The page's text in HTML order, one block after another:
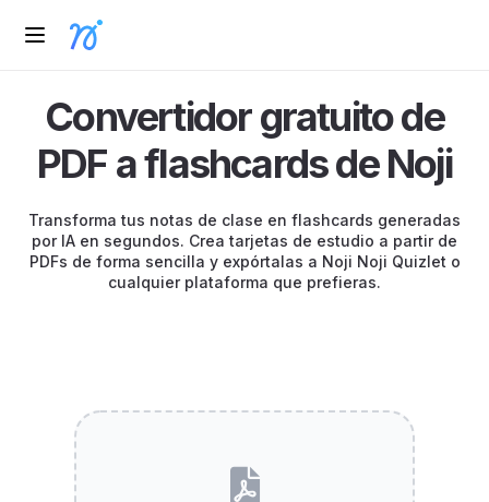
Convertidor gratuito de
PDF a flashcards de Noji
Transforma tus notas de clase en flashcards generadas
por IA en segundos. Crea tarjetas de estudio a partir de
PDFs de forma sencilla y expórtalas a Noji Noji Quizlet o
cualquier plataforma que prefieras.